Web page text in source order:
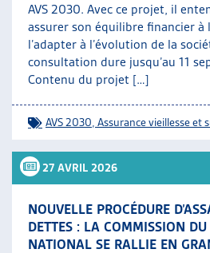
AVS 2030. Avec ce projet, il
assurer son équilibre financier à
l’adapter à l’évolution de la
consultation dure jusqu’au 11
Contenu du projet […]
AVS 2030 Assurance vieillesse et
27 AVRIL 2026
NOUVELLE PROCÉDURE
DETTES : LA COMMISSION
NATIONAL SE RALLIE EN